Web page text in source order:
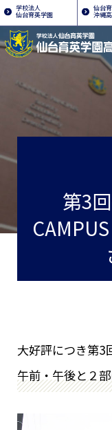
学校法人
仙台育英学園
仙台
沖縄
第3
大好評につき第3
午前・午後と２